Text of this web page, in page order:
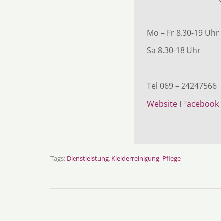
Mo – Fr 8.30-19 Uhr
Sa 8.30-18 Uhr
Tel 069 – 24247566
Website I Facebook
Tags: Dienstleistung, Kleiderreinigung, Pflege